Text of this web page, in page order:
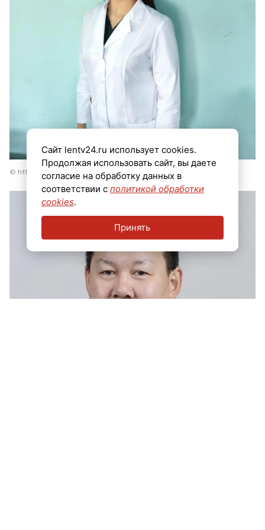
© https://max.ru/drozdenko_au_lo/AZ_hB66LZeU
Сайт lentv24.ru использует cookies.
Продолжая использовать сайт, вы даете
согласие на обработку данных в
соответствии с политикой обработки
cookies.
Принять